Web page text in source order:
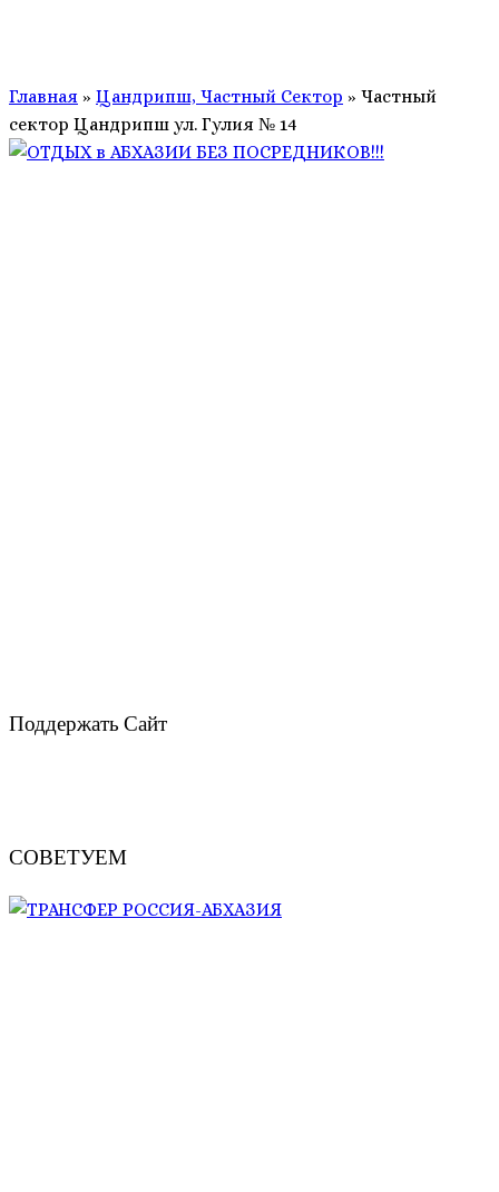
Главная » Цандрипш, Частный Сектор » Частный
сектор Цандрипш ул. Гулия № 14
Поддержать Сайт
СОВЕТУЕМ